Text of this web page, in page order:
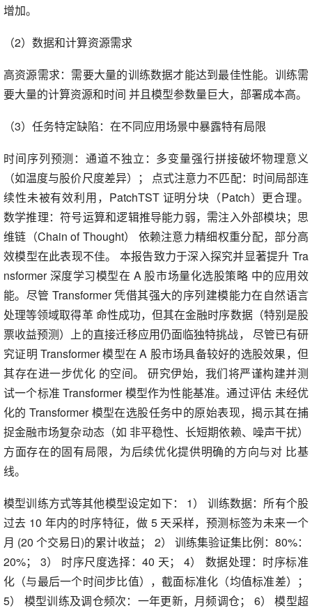
增加。
（2）数据和计算资源需求
高资源需求：需要大量的训练数据才能达到最佳性能。训练需
要大量的计算资源和时间 并且模型参数量巨大，部署成本高。
（3）任务特定缺陷：在不同应用场景中暴露特有局限
时间序列预测：通道不独立：多变量强行拼接破坏物理意义
（如温度与股价尺度差异）； 点式注意力不匹配：时间局部连
续性未被有效利用，PatchTST 证明分块（Patch）更合理。
数学推理：符号运算和逻辑推导能力弱，需注入外部模块；思
维链（Chain of Thought） 依赖注意力精细权重分配，部分高
效模型在此表现不佳。 本报告致力于深入探究并显著提升 Tra
nsformer 深度学习模型在 A 股市场量化选股策略 中的应用效
能。尽管 Transformer 凭借其强大的序列建模能力在自然语言
处理等领域取得革 命性成功，但其在金融时序数据（特别是股
票收益预测）上的直接迁移应用仍面临独特挑战， 尽管已有研
究证明 Transformer 模型在 A 股市场具备较好的选股效果，但
其存在进一步优化 的空间。 研究伊始，我们将严谨构建并测
试一个标准 Transformer 模型作为性能基准。通过评估 未经优
化的 Transformer 模型在选股任务中的原始表现，揭示其在捕
捉金融市场复杂动态（如 非平稳性、长短期依赖、噪声干扰）
方面存在的固有局限，为后续优化提供明确的方向与对 比基
线。
模型训练方式等其他模型设定如下： 1） 训练数据：所有个股
过去 10 年内的时序特征，做 5 天采样，预测标签为未来一个
月 (20 个交易日)的累计收益； 2） 训练集验证集比例：80%：
20%； 3） 时序尺度选择：40 天； 4） 数据处理：时序标准
化（与最后一个时间步比值），截面标准化（均值标准差）；
5） 模型训练及调仓频次：一年更新，月频调仓； 6） 模型超